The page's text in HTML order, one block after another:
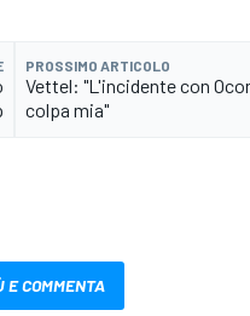
PROSSIMO ARTICOLO
Vettel: "L'incidente con
colpa mia"
E COMMENTA